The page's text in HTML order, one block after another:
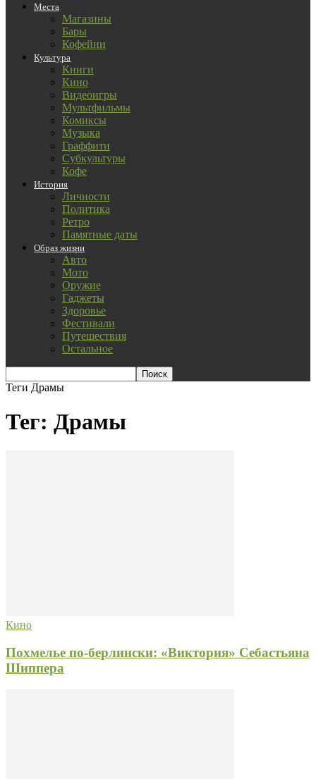
Места
Магазины
Бары
Кофейни
Культура
Книги
Кино
Видеоигры
Мультфильмы
Комиксы
Музыка
Граффити
Субкультуры
Кофе
История
Личности
Политика
Ретро
Памятные даты
Образ жизни
Авто
Мото
Оружие
Гаджеты
Здоровье
Фестивали
Путешествия
Остальное
Теги Драмы
Тег: Драмы
Кино
Похмелье по-берлински: «Виктория» Себастьяна
Шиппера